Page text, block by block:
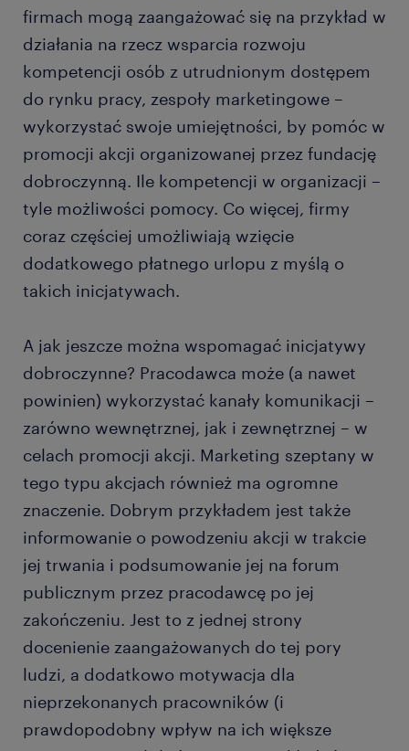
firmach mogą zaangażować się na przykład w
działania na rzecz wsparcia rozwoju
kompetencji osób z utrudnionym dostępem
do rynku pracy, zespoły marketingowe –
wykorzystać swoje umiejętności, by pomóc w
promocji akcji organizowanej przez fundację
dobroczynną. Ile kompetencji w organizacji –
tyle możliwości pomocy. Co więcej, firmy
coraz częściej umożliwiają wzięcie
dodatkowego płatnego urlopu z myślą o
takich inicjatywach.
A jak jeszcze można wspomagać inicjatywy
dobroczynne? Pracodawca może (a nawet
powinien) wykorzystać kanały komunikacji –
zarówno wewnętrznej, jak i zewnętrznej – w
celach promocji akcji. Marketing szeptany w
tego typu akcjach również ma ogromne
znaczenie. Dobrym przykładem jest także
informowanie o powodzeniu akcji w trakcie
jej trwania i podsumowanie jej na forum
publicznym przez pracodawcę po jej
zakończeniu. Jest to z jednej strony
docenienie zaangażowanych do tej pory
ludzi, a dodatkowo motywacja dla
nieprzekonanych pracowników (i
prawdopodobny wpływ na ich większe